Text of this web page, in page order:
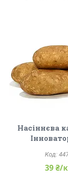
Насіннєва
39 ₴/